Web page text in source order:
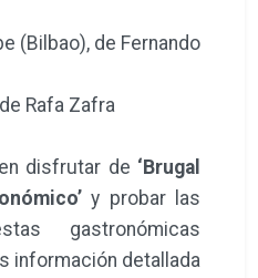
(Bilbao), de Fernando
Rafa Zafra
disfrutar de ‘Brugal
y probar las
gastronómicas
información detallada